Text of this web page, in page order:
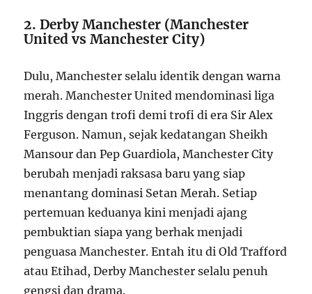
2. Derby Manchester (Manchester
United vs Manchester City)
Dulu, Manchester selalu identik dengan warna
merah. Manchester United mendominasi liga
Inggris dengan trofi demi trofi di era Sir Alex
Ferguson. Namun, sejak kedatangan Sheikh
Mansour dan Pep Guardiola, Manchester City
berubah menjadi raksasa baru yang siap
menantang dominasi Setan Merah. Setiap
pertemuan keduanya kini menjadi ajang
pembuktian siapa yang berhak menjadi
penguasa Manchester. Entah itu di Old Trafford
atau Etihad, Derby Manchester selalu penuh
gengsi dan drama.